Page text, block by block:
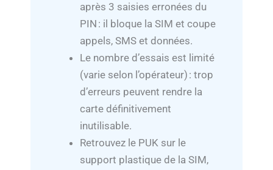
après 3 saisies erronées du
PIN : il bloque la SIM et coupe
appels, SMS et données.
Le nombre d’essais est limité
(varie selon l’opérateur) : trop
d’erreurs peuvent rendre la
carte définitivement
inutilisable.
Retrouvez le PUK sur le
support plastique de la SIM,